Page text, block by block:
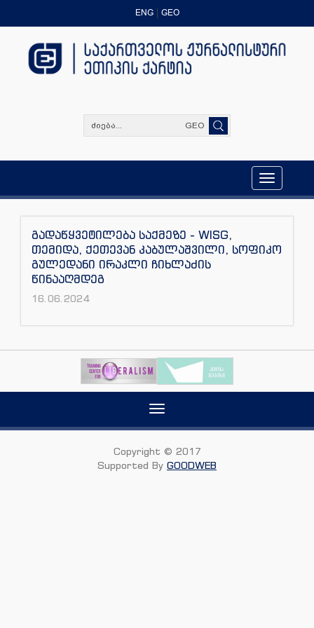
ENG GEO
GEO
Toggle
navigation
გადაწყვეტილება საქმეზე - WISG,
თემიდა, ქეთევან კაბულაშვილი, სოფიკო
გულედანი ირაკლი ჩიხლაძის
წინააღმდეგ
16.06.2024
Toggle
Copyright © 2017
Supported By GOODWEB